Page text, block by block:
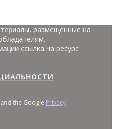
размещенные на
ссылка на ресурс
the Google Privacy